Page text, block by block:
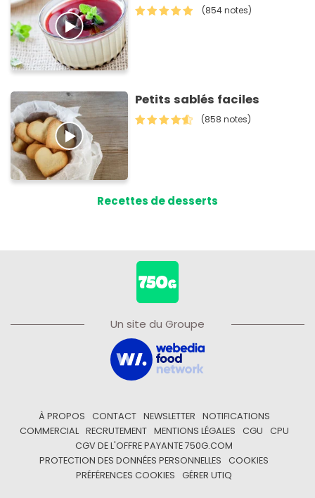
(854 notes)
Petits sablés faciles
(858 notes)
Recettes de desserts
Un site du Groupe
À PROPOS CONTACT NEWSLETTER
NOTIFICATIONS
COMMERCIAL
RECRUTEMENT MENTIONS LÉGALES CGU
CPU
CGV DE L'OFFRE PAYANTE 750G.COM
PROTECTION DES DONNÉES PERSONNELLES
COOKIES
PRÉFÉRENCES COOKIES
GÉRER UTIQ